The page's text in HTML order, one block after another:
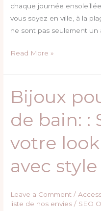
chaque journée
vous soyez en ville, à la
ne sont pas seulement un
Read More »
Bijoux
de bain: :
votre
avec style
Leave a Comment /
liste de nos envies / SEO
Bijoux
pour
maillot
de
bain:
Sublimez
de